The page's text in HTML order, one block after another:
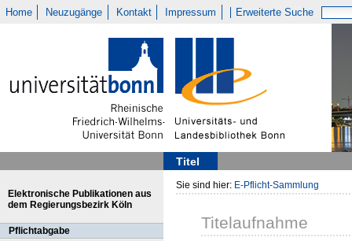
Home Neuzugänge Kontakt Impressum Erweiterte Suche
Titel
Elektronische Publikationen aus
dem Regierungsbezirk Köln
Pflichtabgabe
Sie sind hier: E-Pflicht-Sammlung
Titelaufnahme